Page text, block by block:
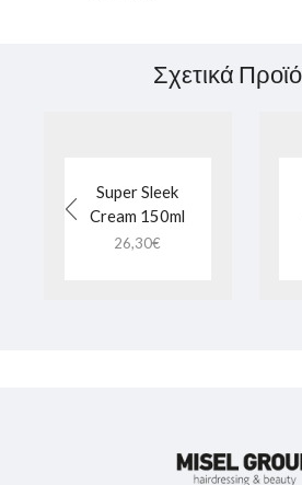
Σχετικά
Super Sleek
Cream 150ml
26,30€